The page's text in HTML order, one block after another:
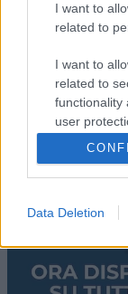
I want to
related to
I want to
related to
functionality
user
Data Deletion